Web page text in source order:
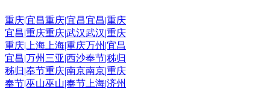
重庆|宜昌重庆|宜昌宜昌|重庆
宜昌|重庆重庆|武汉武汉|重庆
重庆|上海 上海|重庆万州|宜昌
宜昌|万州 三亚|西沙奉节|秭归
秭归|奉节重庆|南京南京|重庆
奉节|巫山巫山|奉节 上海|济州